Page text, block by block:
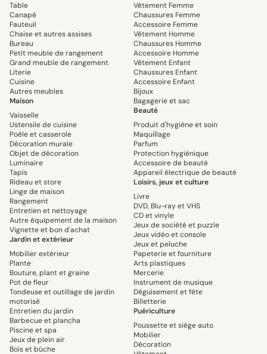
Table
Canapé
Fauteuil
Chaise et autres assises
Bureau
Petit meuble de rangement
Grand meuble de rangement
Literie
Cuisine
Autres meubles
Maison
Vaisselle
Ustensile de cuisine
Poêle et casserole
Décoration murale
Objet de décoration
Luminaire
Tapis
Rideau et store
Linge de maison
Rangement
Entretien et nettoyage
Autre équipement de la maison
Vignette et bon d'achat
Jardin et extérieur
Mobilier extérieur
Plante
Bouture, plant et graine
Pot de fleur
Tondeuse et outillage de jardin
motorisé
Entretien du jardin
Barbecue et plancha
Piscine et spa
Jeux de plein air
Bois et bûche
Vêtement Femme
Chaussures Femme
Accessoire Femme
Vêtement Homme
Chaussures Homme
Accessoire Homme
Vêtement Enfant
Chaussures Enfant
Accessoire Enfant
Bijoux
Bagagerie et sac
Beauté
Produit d'hygiène et soin
Maquillage
Parfum
Protection hygiénique
Accessoire de beauté
Appareil électrique de beauté
Loisirs, jeux et culture
Livre
DVD, Blu-ray et VHS
CD et vinyle
Jeux de société et puzzle
Jeux vidéo et console
Jeux et peluche
Papeterie et fourniture
Arts plastiques
Mercerie
Instrument de musique
Déguisement et fête
Billetterie
Puériculture
Poussette et siège auto
Mobilier
Décoration